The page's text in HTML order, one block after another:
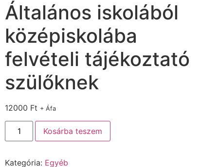
Általános iskolából
középiskolába
felvételi tájékoztató
szülőknek
12000 Ft + Áfa
Kosárba teszem
Kategória: Egyéb